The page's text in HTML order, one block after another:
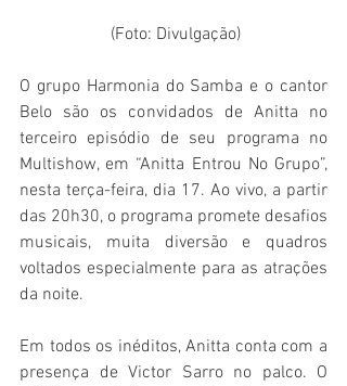
(Foto: Divulgação)
O grupo Harmonia do Samba e o cantor
Belo são os convidados de Anitta no
terceiro episódio de seu programa no
Multishow, em “Anitta Entrou No Grupo”,
nesta terça-feira, dia 17. Ao vivo, a partir
das 20h30, o programa promete desafios
musicais, muita diversão e quadros
voltados especialmente para as atrações
da noite.
Em todos os inéditos, Anitta conta com a
presença de Victor Sarro no palco. O